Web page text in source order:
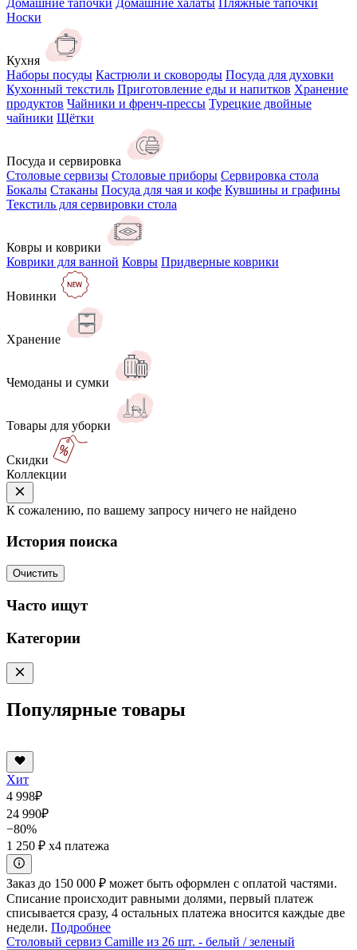
Домашние тапочки Домашние халаты Пляжные тапочки
Носки
Кухня
Наборы посуды Кастрюли и сковороды Посуда для духовки
Кухонный текстиль Приготовление еды и напитков Хранение
продуктов Чайники и френч-прессы Турецкие двойные
чайники Щётки
Посуда и сервировка
Столовые сервизы Столовые приборы Сервировка стола
Бокалы Стаканы Посуда для чая и кофе Кувшины и графины
Текстиль для сервировки стола
Ковры и коврики
Коврики для ванной Ковры Придверные коврики
Новинки
Хранение
Чемоданы и сумки
Товары для уборки
Скидки
Коллекции
К сожалению, по вашему запросу ничего не найдено
История поиска
Очистить
Часто ищут
Категории
Популярные товары
Хит
4 998₽
24 990₽
−80%
1 250 ₽ x4 платежа
Заказ до 150 000 ₽ может быть оформлен с оплатой частями.
Списание происходит равными долями, первый платеж
списывается сразу, 4 остальных платежа вносится каждые две
недели. Подробнее
Столовый сервиз Camille из 26 шт. - белый / зеленый